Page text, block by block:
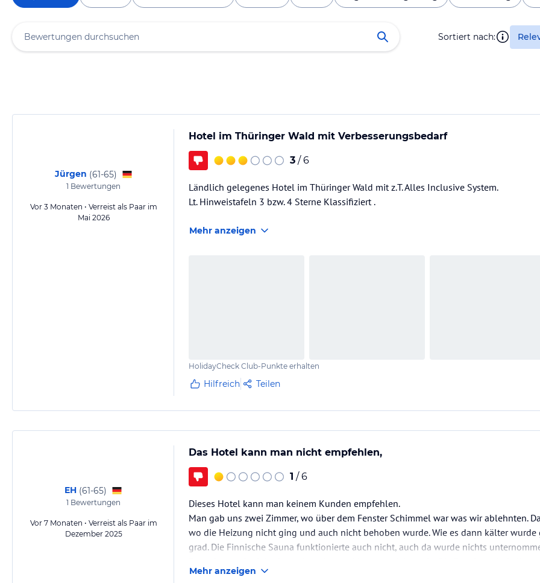
Sortiert nach:
Jürgen (61-65)
1 Bewertungen
Vor 3 Monaten • Verreist als Paar im
Mai 2026
Hotel im Thüringer Wald mit Verbesserungsbedarf
3 / 6
Ländlich gelegenes Hotel im Thüringer Wald mit z.T. Alles Inclusive System.
Lt. Hinweistafeln 3 bzw. 4 Sterne Klassifiziert .
Mehr anzeigen
HolidayCheck Club-Punkte erhalten
Hilfreich Teilen
EH (61-65)
1 Bewertungen
Vor 7 Monaten • Verreist als Paar im
Dezember 2025
Das Hotel kann man nicht empfehlen,
1 / 6
Dieses Hotel kann man keinem Kunden empfehlen.
Man gab uns zwei Zimmer, wo über dem Fenster Schimmel war was wir ablehnten.
wo die Heizung nicht ging und auch nicht behoben wurde. Wie es dann kälter
grad. Die Finnische Sauna funktionierte auch nicht, auch da wurde nichts
Das Essen war grauenhaft es schmeckte jeden Tag…
Mehr anzeigen